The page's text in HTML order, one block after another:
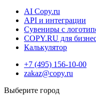
срочной курьерской
день оформления,
AI Copy.ru
API и интеграции
Сувениры с
COPY.RU для
Калькулятор
+7 (495) 156-10-00
zakaz@copy.ru